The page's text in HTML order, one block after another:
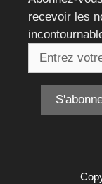
recevoir les